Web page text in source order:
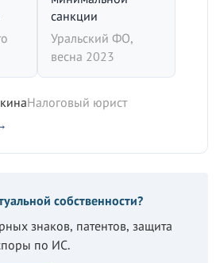
санкции
Уральский ФО,
весна 2023
Налоговый юрист
собственности?
знаков, патентов, защита
по ИС.